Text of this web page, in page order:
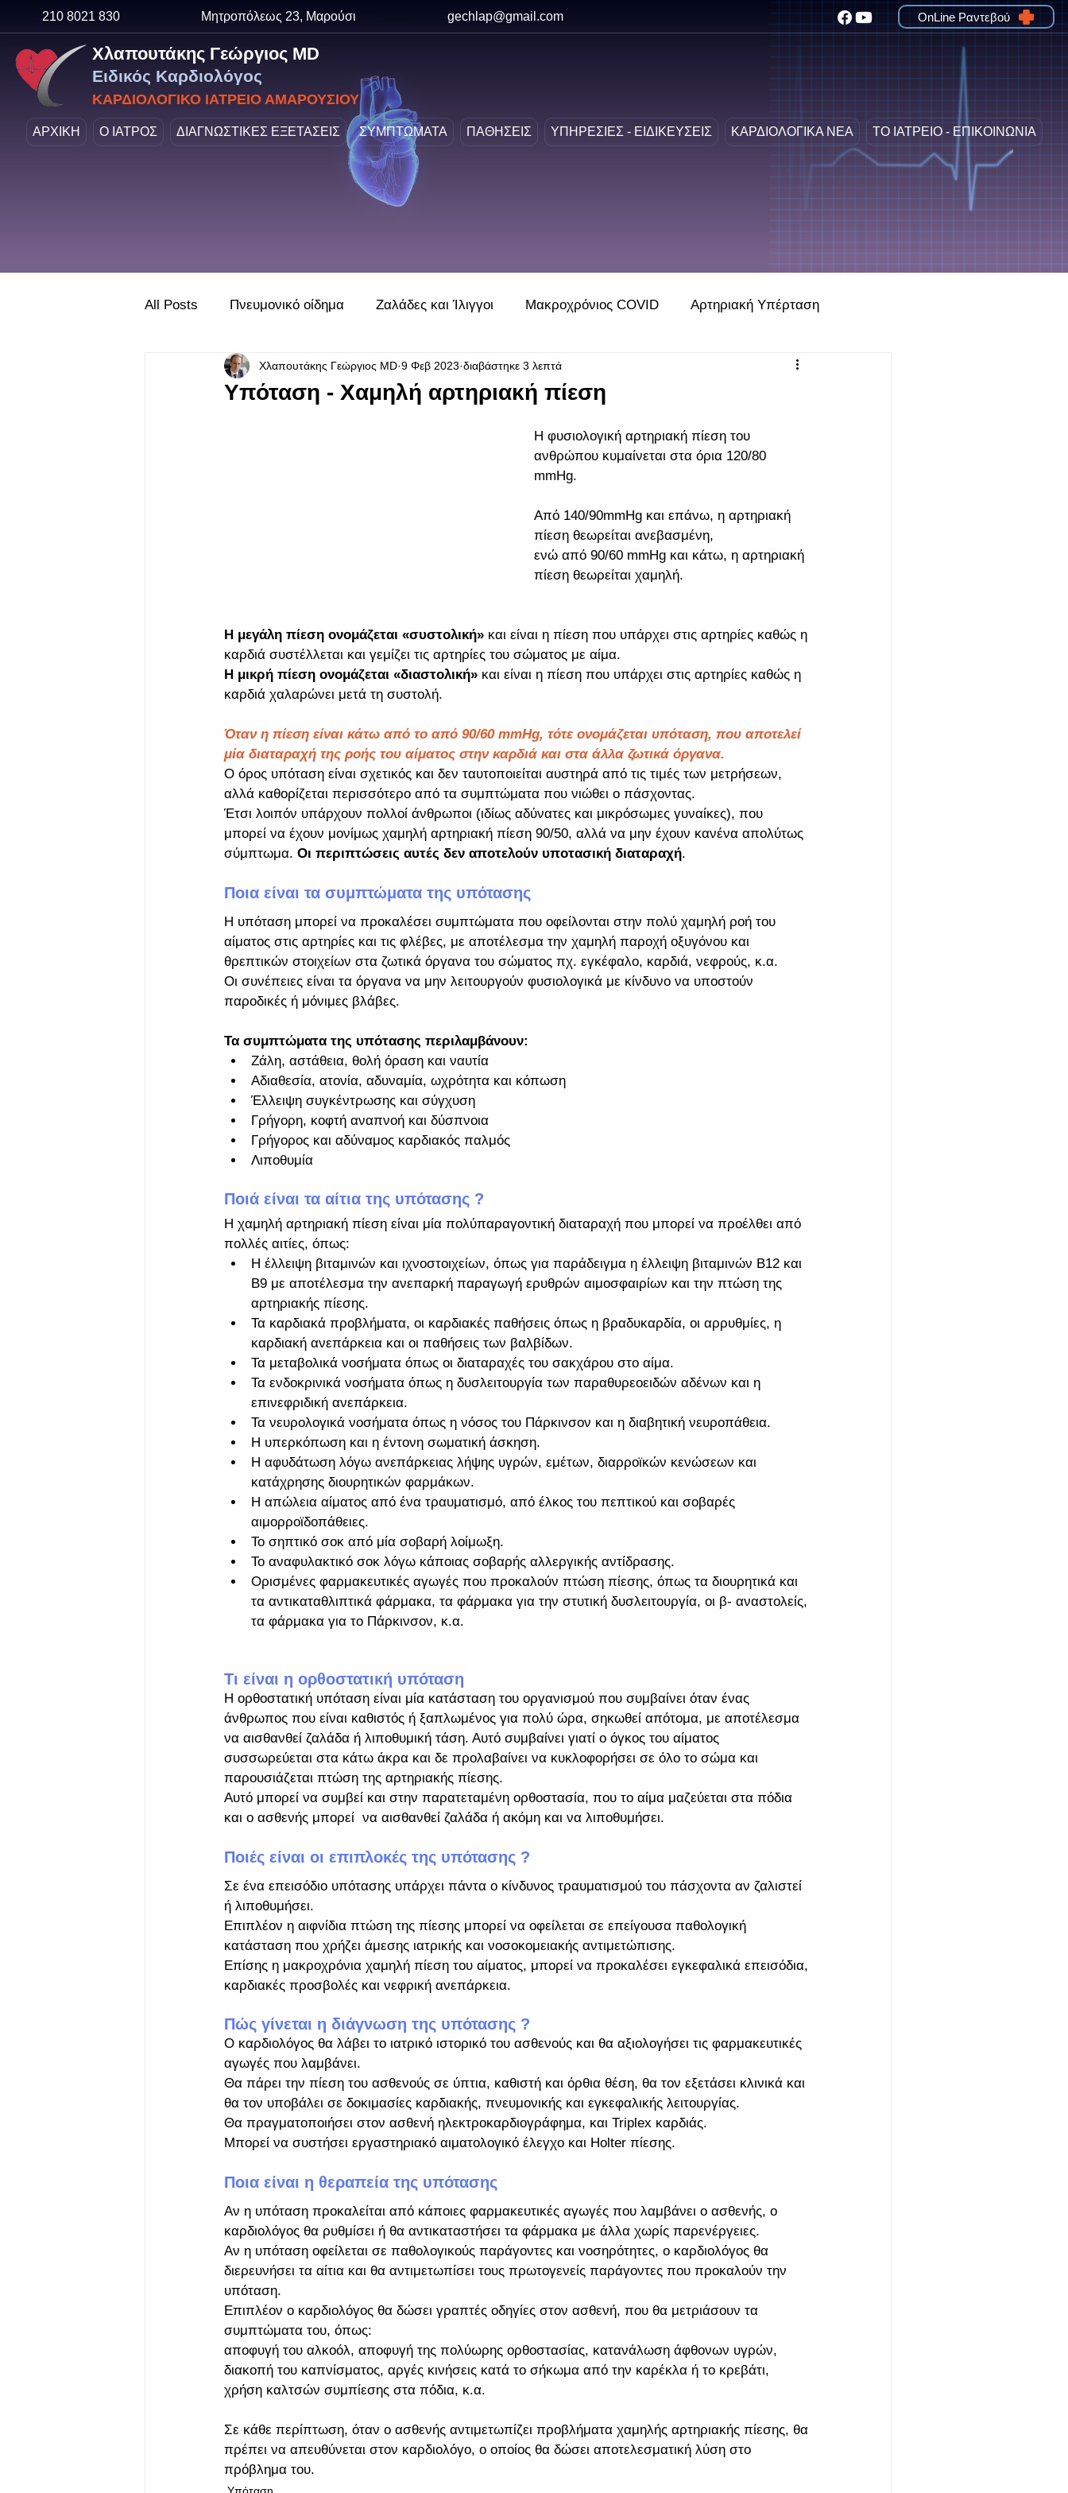
210 8021 830 Μητροπόλεως 23, Μαρούσι gechlap@gmail.com OnLine Ραντεβού
Χλαπουτάκης Γεώργιος MD
Ειδικός Καρδιολόγος
ΚΑΡΔΙΟΛΟΓΙΚΟ ΙΑΤΡΕΙΟ ΑΜΑΡΟΥΣΙΟΥ
ΑΡΧΙΚΗ Ο ΙΑΤΡΟΣ ΔΙΑΓΝΩΣΤΙΚΕΣ ΕΞΕΤΑΣΕΙΣ ΣΥΜΠΤΩΜΑΤΑ ΠΑΘΗΣΕΙΣ ΥΠΗΡΕΣΙΕΣ - ΕΙΔΙΚΕΥΣΕΙΣ ΚΑΡΔΙΟΛΟΓΙΚΑ ΝΕΑ ΤΟ ΙΑΤΡΕΙΟ - ΕΠΙΚΟΙΝΩΝΙΑ
All Posts Πνευμονικό οίδημα Ζαλάδες και Ίλιγγοι Μακροχρόνιος COVID Αρτηριακή Υπέρταση
Δυσλειτουργία Φλεβοκόμβου Υπόταση
Υπόταση - Χαμηλή αρτηριακή πίεση
Χλαπουτάκης Γεώργιος MD 9 Φεβ 2023 διαβάστηκε 3 λεπτά
Η φυσιολογική αρτηριακή πίεση του
ανθρώπου κυμαίνεται στα όρια 120/80
mmHg.
Από 140/90mmHg και επάνω, η αρτηριακή
πίεση θεωρείται ανεβασμένη,
ενώ από 90/60 mmHg και κάτω, η αρτηριακή
πίεση θεωρείται χαμηλή.
Η μεγάλη πίεση ονομάζεται «συστολική» και είναι η πίεση που υπάρχει στις αρτηρίες καθώς η
καρδιά συστέλλεται και γεμίζει τις αρτηρίες του σώματος με αίμα.
Η μικρή πίεση ονομάζεται «διαστολική» και είναι η πίεση που υπάρχει στις αρτηρίες καθώς η
καρδιά χαλαρώνει μετά τη συστολή.
Όταν η πίεση είναι κάτω από το από 90/60 mmHg, τότε ονομάζεται υπόταση, που αποτελεί
μία διαταραχή της ροής του αίματος στην καρδιά και στα άλλα ζωτικά όργανα.
Ο όρος υπόταση είναι σχετικός και δεν ταυτοποιείται αυστηρά από τις τιμές των μετρήσεων,
αλλά καθορίζεται περισσότερο από τα συμπτώματα που νιώθει ο πάσχοντας.
Έτσι λοιπόν υπάρχουν πολλοί άνθρωποι (ιδίως αδύνατες και μικρόσωμες γυναίκες), που
μπορεί να έχουν μονίμως χαμηλή αρτηριακή πίεση 90/50, αλλά να μην έχουν κανένα απολύτως
σύμπτωμα. Οι περιπτώσεις αυτές δεν αποτελούν υποτασική διαταραχή.
Ποια είναι τα συμπτώματα της υπότασης
Η υπόταση μπορεί να προκαλέσει συμπτώματα που οφείλονται στην πολύ χαμηλή ροή του
αίματος στις αρτηρίες και τις φλέβες, με αποτέλεσμα την χαμηλή παροχή οξυγόνου και
θρεπτικών στοιχείων στα ζωτικά όργανα του σώματος πχ. εγκέφαλο, καρδιά, νεφρούς, κ.α.
Οι συνέπειες είναι τα όργανα να μην λειτουργούν φυσιολογικά με κίνδυνο να υποστούν
παροδικές ή μόνιμες βλάβες.
Τα συμπτώματα της υπότασης περιλαμβάνουν:
Ζάλη, αστάθεια, θολή όραση και ναυτία
Αδιαθεσία, ατονία, αδυναμία, ωχρότητα και κόπωση
Έλλειψη συγκέντρωσης και σύγχυση
Γρήγορη, κοφτή αναπνοή και δύσπνοια
Γρήγορος και αδύναμος καρδιακός παλμός
Λιποθυμία
Ποιά είναι τα αίτια της υπότασης ?
Η χαμηλή αρτηριακή πίεση είναι μία πολύπαραγοντική διαταραχή που μπορεί να προέλθει από
πολλές αιτίες, όπως:
Η έλλειψη βιταμινών και ιχνοστοιχείων, όπως για παράδειγμα η έλλειψη βιταμινών Β12 και
Β9 με αποτέλεσμα την ανεπαρκή παραγωγή ερυθρών αιμοσφαιρίων και την πτώση της
αρτηριακής πίεσης.
Τα καρδιακά προβλήματα, οι καρδιακές παθήσεις όπως η βραδυκαρδία, οι αρρυθμίες, η
καρδιακή ανεπάρκεια και οι παθήσεις των βαλβίδων.
Τα μεταβολικά νοσήματα όπως οι διαταραχές του σακχάρου στο αίμα.
Τα ενδοκρινικά νοσήματα όπως η δυσλειτουργία των παραθυρεοειδών αδένων και η
επινεφριδική ανεπάρκεια.
Τα νευρολογικά νοσήματα όπως η νόσος του Πάρκινσον και η διαβητική νευροπάθεια.
Η υπερκόπωση και η έντονη σωματική άσκηση.
Η αφυδάτωση λόγω ανεπάρκειας λήψης υγρών, εμέτων, διαρροϊκών κενώσεων και
κατάχρησης διουρητικών φαρμάκων.
Η απώλεια αίματος από ένα τραυματισμό, από έλκος του πεπτικού και σοβαρές
αιμορροϊδοπάθειες.
Το σηπτικό σοκ από μία σοβαρή λοίμωξη.
Το αναφυλακτικό σοκ λόγω κάποιας σοβαρής αλλεργικής αντίδρασης.
Ορισμένες φαρμακευτικές αγωγές που προκαλούν πτώση πίεσης, όπως τα διουρητικά και
τα αντικαταθλιπτικά φάρμακα, τα φάρμακα για την στυτική δυσλειτουργία, οι β- αναστολείς,
τα φάρμακα για το Πάρκινσον, κ.α.
Τι είναι η ορθοστατική υπόταση
Η ορθοστατική υπόταση είναι μία κατάσταση του οργανισμού που συμβαίνει όταν ένας
άνθρωπος που είναι καθιστός ή ξαπλωμένος για πολύ ώρα, σηκωθεί απότομα, με αποτέλεσμα
να αισθανθεί ζαλάδα ή λιποθυμική τάση. Αυτό συμβαίνει γιατί ο όγκος του αίματος
συσσωρεύεται στα κάτω άκρα και δε προλαβαίνει να κυκλοφορήσει σε όλο το σώμα και
παρουσιάζεται πτώση της αρτηριακής πίεσης.
Αυτό μπορεί να συμβεί και στην παρατεταμένη ορθοστασία, που το αίμα μαζεύεται στα πόδια
και ο ασθενής μπορεί  να αισθανθεί ζαλάδα ή ακόμη και να λιποθυμήσει.
Ποιές είναι οι επιπλοκές της υπότασης ?
Σε ένα επεισόδιο υπότασης υπάρχει πάντα ο κίνδυνος τραυματισμού του πάσχοντα αν ζαλιστεί
ή λιποθυμήσει.
Επιπλέον η αιφνίδια πτώση της πίεσης μπορεί να οφείλεται σε επείγουσα παθολογική
κατάσταση που χρήζει άμεσης ιατρικής και νοσοκομειακής αντιμετώπισης.
Επίσης η μακροχρόνια χαμηλή πίεση του αίματος, μπορεί να προκαλέσει εγκεφαλικά επεισόδια,
καρδιακές προσβολές και νεφρική ανεπάρκεια.
Πώς γίνεται η διάγνωση της υπότασης ?
Ο καρδιολόγος θα λάβει το ιατρικό ιστορικό του ασθενούς και θα αξιολογήσει τις φαρμακευτικές
αγωγές που λαμβάνει.
Θα πάρει την πίεση του ασθενούς σε ύπτια, καθιστή και όρθια θέση, θα τον εξετάσει κλινικά και
θα τον υποβάλει σε δοκιμασίες καρδιακής, πνευμονικής και εγκεφαλικής λειτουργίας.
Θα πραγματοποιήσει στον ασθενή ηλεκτροκαρδιογράφημα, και Triplex καρδιάς.
Μπορεί να συστήσει εργαστηριακό αιματολογικό έλεγχο και Holter πίεσης.
Ποια είναι η θεραπεία της υπότασης
Αν η υπόταση προκαλείται από κάποιες φαρμακευτικές αγωγές που λαμβάνει ο ασθενής, ο
καρδιολόγος θα ρυθμίσει ή θα αντικαταστήσει τα φάρμακα με άλλα χωρίς παρενέργειες.
Αν η υπόταση οφείλεται σε παθολογικούς παράγοντες και νοσηρότητες, ο καρδιολόγος θα
διερευνήσει τα αίτια και θα αντιμετωπίσει τους πρωτογενείς παράγοντες που προκαλούν την
υπόταση.
Επιπλέον ο καρδιολόγος θα δώσει γραπτές οδηγίες στον ασθενή, που θα μετριάσουν τα
συμπτώματα του, όπως:
αποφυγή του αλκοόλ, αποφυγή της πολύωρης ορθοστασίας, κατανάλωση άφθονων υγρών,
διακοπή του καπνίσματος, αργές κινήσεις κατά το σήκωμα από την καρέκλα ή το κρεβάτι,
χρήση καλτσών συμπίεσης στα πόδια, κ.α.
Σε κάθε περίπτωση, όταν ο ασθενής αντιμετωπίζει προβλήματα χαμηλής αρτηριακής πίεσης, θα
πρέπει να απευθύνεται στον καρδιολόγο, ο οποίος θα δώσει αποτελεσματική λύση στο
πρόβλημα του.